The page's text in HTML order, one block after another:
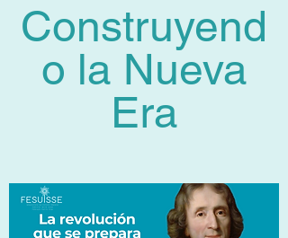
Construyend
o la Nueva
Era